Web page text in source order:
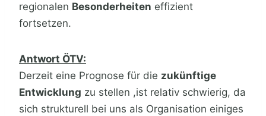
regionalen Besonderheiten effizient
fortsetzen.
Antwort ÖTV:
Derzeit eine Prognose für die zukünftige
Entwicklung zu stellen ,ist relativ schwierig, da
sich strukturell bei uns als Organisation einiges